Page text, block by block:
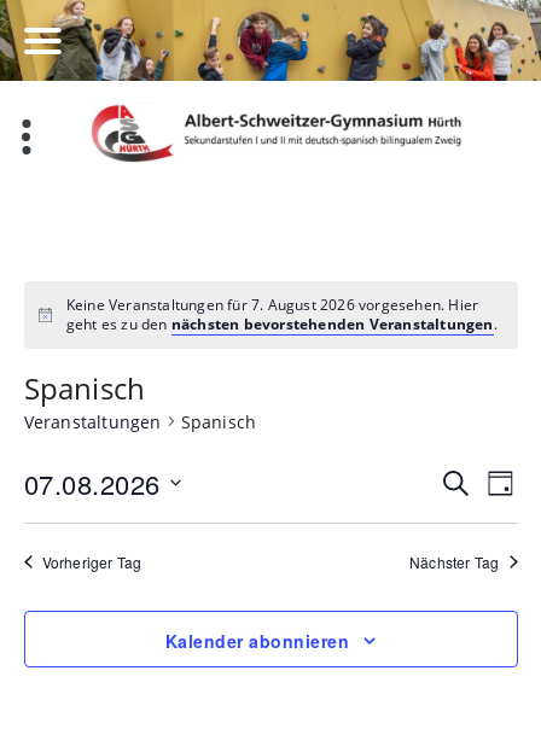
Zum
Inhalt
springen
Keine Veranstaltungen für 7. August 2026 vorgesehen. Hier
geht es zu den nächsten bevorstehenden Veranstaltungen.
Spanisch
Veranstaltungen Spanisch
und
SucheTag
07.08.2026
Vorheriger Tag Nächster Tag
Kalender abonnieren